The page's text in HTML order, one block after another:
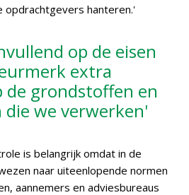
opdrachtgevers hanteren.'
op de eisen
extra
de grondstoffen en
we verwerken'
is belangrijk omdat in de
naar uiteenlopende normen
aannemers en adviesbureaus